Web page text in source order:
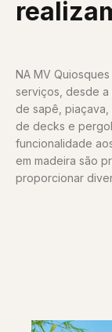
NA MV
serviços, desde
de sapê, piaçava,
de decks e
funcionalidade
em madeira são
proporcionar